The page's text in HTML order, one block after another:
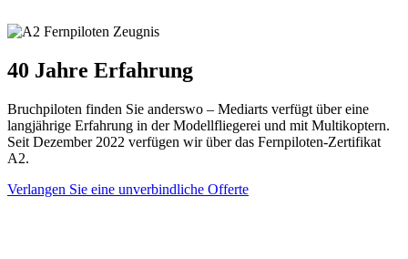
40 Jahre Erfahrung
Bruchpiloten finden Sie anderswo – Mediarts verfügt über eine
langjährige Erfahrung in der Modellfliegerei und mit Multikoptern.
Seit Dezember 2022 verfügen wir über das Fernpiloten-Zertifikat
A2.
Verlangen Sie eine unverbindliche Offerte